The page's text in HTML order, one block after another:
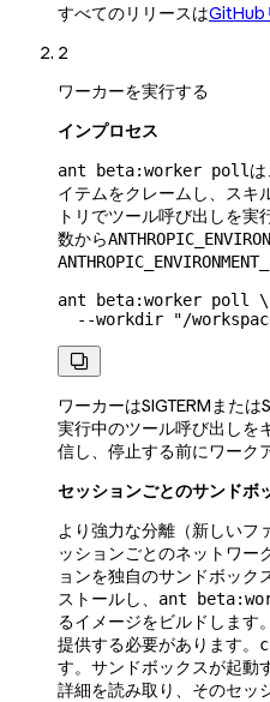
すべてのリリースはGitHub
2
ワーカーを実行する
インプロセス
ant beta:worker poll
イテムをクレームし、スキ
トリでツール呼び出しを
数から
ant beta:worker poll
\
  --workdir
"/

ワーカーはSIGTERMまたは
実行中のツール呼び出しを
信し、停止する前にワーク
セッションごとのサンドボ
より強力な分離（新しいフ
ッションごとのネットワー
ョンを独自のサンドボック
ストールし、
ant
るイメージをビルドします
提供する必要があります。
す。サンドボックスが起動
詳細を読み取り、そのセッ